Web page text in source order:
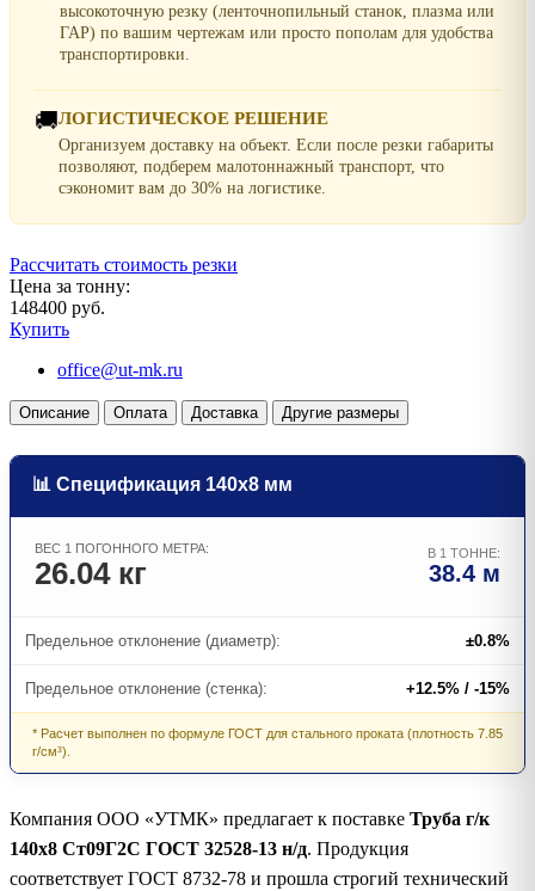
высокоточную резку (ленточнопильный станок, плазма или
ГАР) по вашим чертежам или просто пополам для удобства
транспортировки.
🚚ЛОГИСТИЧЕСКОЕ РЕШЕНИЕ
Организуем доставку на объект. Если после резки габариты
позволяют, подберем малотоннажный транспорт, что
сэкономит вам до 30% на логистике.
Рассчитать стоимость резки
Цена за тонну:
148400 руб.
Купить
office@ut-mk.ru
Описание Оплата Доставка Другие размеры
📊 Спецификация 140х8 мм
ВЕС 1 ПОГОННОГО МЕТРА:
26.04 кг
В 1 ТОННЕ:
38.4 м
Предельное отклонение (диаметр): ±0.8%
Предельное отклонение (стенка): +12.5% / -15%
* Расчет выполнен по формуле ГОСТ для стального проката (плотность 7.85
г/см³).
Компания ООО «УТМК» предлагает к поставке Труба г/к
140х8 Ст09Г2С ГОСТ 32528-13 н/д. Продукция
соответствует ГОСТ 8732-78 и прошла строгий технический